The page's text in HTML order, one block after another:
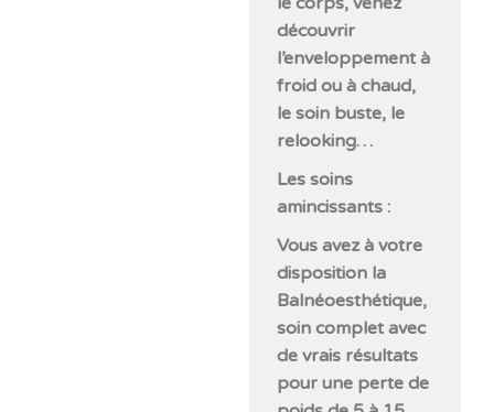
découvrir
l’enveloppement à
froid ou à chaud,
le soin buste, le
relooking…
Les soins
amincissants :
Vous avez à votre
disposition la
Balnéoesthétique,
soin complet avec
de vrais résultats
pour une perte de